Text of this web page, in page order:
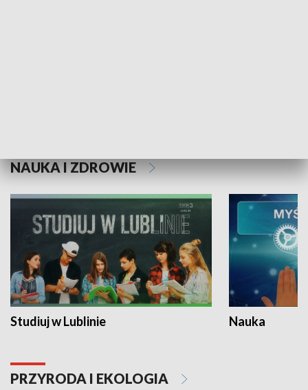
NAUKA I ZDROWIE
Studiuj w Lublinie Nauka
PRZYRODA I EKOLOGIA